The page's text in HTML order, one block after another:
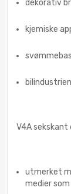
dekorativ
kjemiske
V4A sekskant
utmerket
medier som